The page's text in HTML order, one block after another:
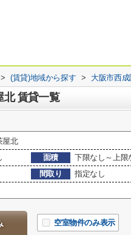
> (賃貸)地域から探す > 大阪市西成
北 賃貸一覧
屋北
面積 下限なし～上限
間取り
指定なし
空室物件のみ表示